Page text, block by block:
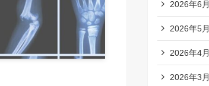
2026年6月
2026年5月
2026年4月
2026年3月